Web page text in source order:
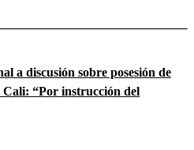
a discusión sobre posesión de
“Por instrucción del